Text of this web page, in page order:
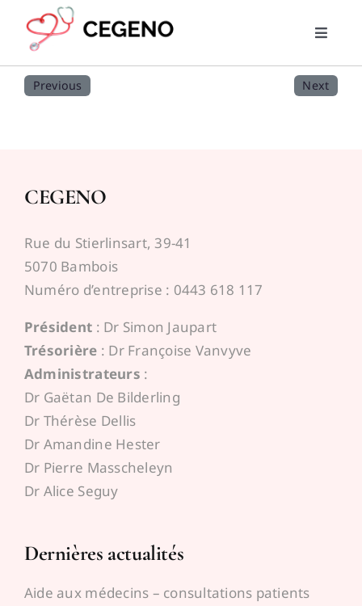
content
Toggle
Home
Trouver un médecin
News
Liens utiles
Espace médecins
Previous Next
CEGENO
Rue du Stierlinsart, 39-41
5070 Bambois
Numéro d’entreprise : 0443 618 117
Président : Dr Simon Jaupart
Trésorière : Dr Françoise Vanvyve
Administrateurs :
Dr Gaëtan De Bilderling
Dr Thérèse Dellis
Dr Amandine Hester
Dr Pierre Masscheleyn
Dr Alice Seguy
Dernières actualités
Aide aux médecins – consultations patients